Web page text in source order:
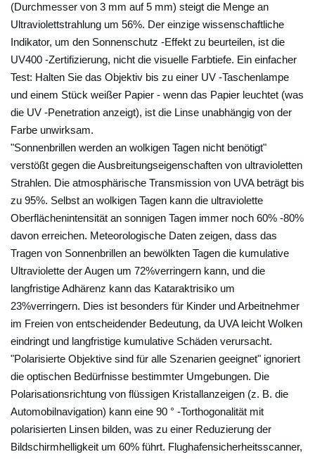
?
6
S
o
n
n
n
b
r
i
l
l
e
f
ü
r
s
p
e
z
i
e
l
(Durchmesser von 3 mm auf 5 mm) steigt die Menge an
Ultraviolettstrahlung um 56%. Der einzige wissenschaftliche
Indikator, um den Sonnenschutz -Effekt zu beurteilen, ist die
UV400 -Zertifizierung, nicht die visuelle Farbtiefe. Ein einfacher
Test: Halten Sie das Objektiv bis zu einer UV -Taschenlampe
und einem Stück weißer Papier - wenn das Papier leuchtet (was
die UV -Penetration anzeigt), ist die Linse unabhängig von der
Farbe unwirksam.
"Sonnenbrillen werden an wolkigen Tagen nicht benötigt"
verstößt gegen die Ausbreitungseigenschaften von ultravioletten
Strahlen. Die atmosphärische Transmission von UVA beträgt bis
zu 95%. Selbst an wolkigen Tagen kann die ultraviolette
Oberflächenintensität an sonnigen Tagen immer noch 60% -80%
davon erreichen. Meteorologische Daten zeigen, dass das
Tragen von Sonnenbrillen an bewölkten Tagen die kumulative
Ultraviolette der Augen um 72%verringern kann, und die
langfristige Adhärenz kann das Kataraktrisiko um
23%verringern. Dies ist besonders für Kinder und Arbeitnehmer
im Freien von entscheidender Bedeutung, da UVA leicht Wolken
eindringt und langfristige kumulative Schäden verursacht.
"Polarisierte Objektive sind für alle Szenarien geeignet" ignoriert
die optischen Bedürfnisse bestimmter Umgebungen. Die
Polarisationsrichtung von flüssigen Kristallanzeigen (z. B. die
Automobilnavigation) kann eine 90 ° -Torthogonalität mit
polarisierten Linsen bilden, was zu einer Reduzierung der
Bildschirmhelligkeit um 60% führt. Flughafensicherheitsscanner,